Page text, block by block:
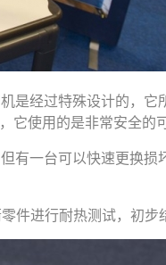
是经过特殊设计的，
它使用的是非常安全的
有一台可以快速更换
件进行耐热测试，初